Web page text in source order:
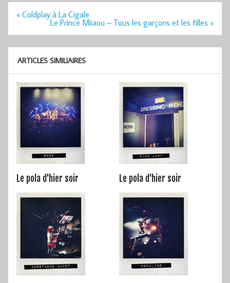
Navigation
« Coldplay à La Cigale
Le Prince Miiaou – Tous les garçons et les filles »
ARTICLES SIMILIAIRES
Le pola d'hier soir Le pola d'hier soir